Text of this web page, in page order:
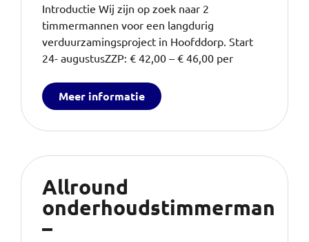
Introductie Wij zijn op zoek naar 2
timmermannen voor een langdurig
verduurzamingsproject in Hoofddorp. Start
24- augustusZZP: € 42,00 – € 46,00 per
Meer informatie
Allround
onderhoudstimmerman
–